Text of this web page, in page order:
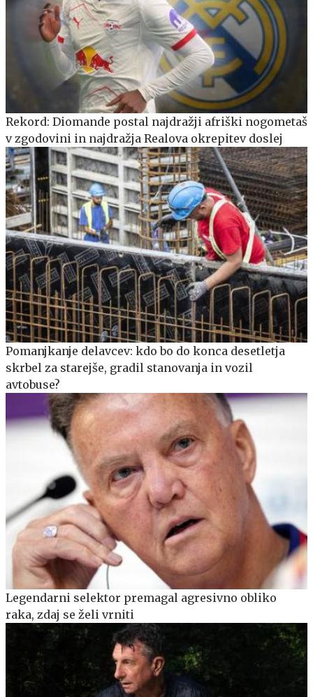
Rekord: Diomande postal najdražji afriški nogometaš
v zgodovini in najdražja Realova okrepitev doslej
Pomanjkanje delavcev: kdo bo do konca desetletja
skrbel za starejše, gradil stanovanja in vozil
avtobuse?
Legendarni selektor premagal agresivno obliko
raka, zdaj se želi vrniti